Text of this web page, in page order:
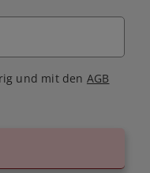
und mit den AGB